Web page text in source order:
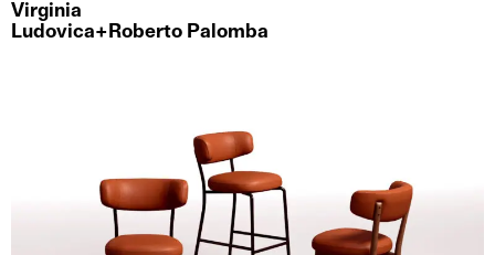
Virginia
Ludovica+Roberto Palomba